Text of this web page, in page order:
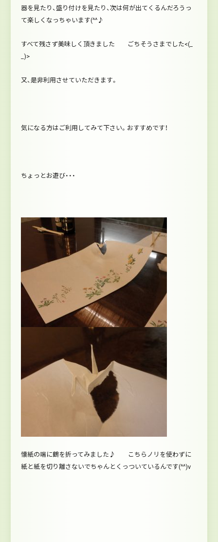
器を見たり、盛り付けを見たり、次は何が出てくるんだろうっ
て楽しくなっちゃいます(^^♪
すべて残さず美味しく頂きました ごちそうさまでした<(_
_)>
又、是非利用させていただきます。
気になる方はご利用してみて下さい。おすすめです！
ちょっとお遊び・・・
懐紙の端に鶴を折ってみました♪ こちらノリを使わずに
紙と紙を切り離さないでちゃんとくっついているんです(^^)v